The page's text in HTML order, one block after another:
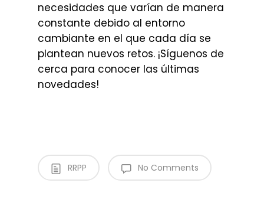
necesidades que varían de manera
constante debido al entorno
cambiante en el que cada día se
plantean nuevos retos. ¡Síguenos de
cerca para conocer las últimas
novedades!
RRPP No Comments